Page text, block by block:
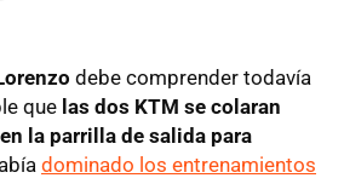
debe comprender todavía
que las dos KTM se colaran
la parrilla de salida para
dominado los entrenamientos